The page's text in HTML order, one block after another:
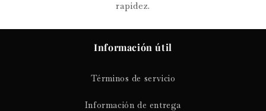
rapidez.
Información útil
Términos de servicio
Información de entrega